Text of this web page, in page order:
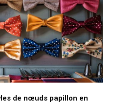
de nœuds papillon en